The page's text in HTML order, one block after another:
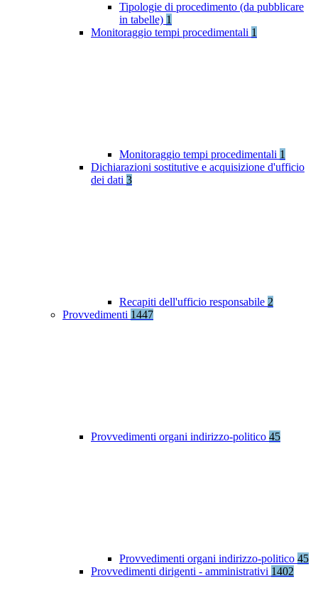
Tipologie di procedimento (da pubblicare
in tabelle) 1
Monitoraggio tempi procedimentali 1
Monitoraggio tempi procedimentali 1
Dichiarazioni sostitutive e acquisizione d'ufficio
dei dati 3
Recapiti dell'ufficio responsabile 2
Provvedimenti 1447
Provvedimenti organi indirizzo-politico 45
Provvedimenti organi indirizzo-politico 45
Provvedimenti dirigenti - amministrativi 1402